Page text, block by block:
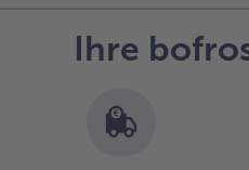
Ihre